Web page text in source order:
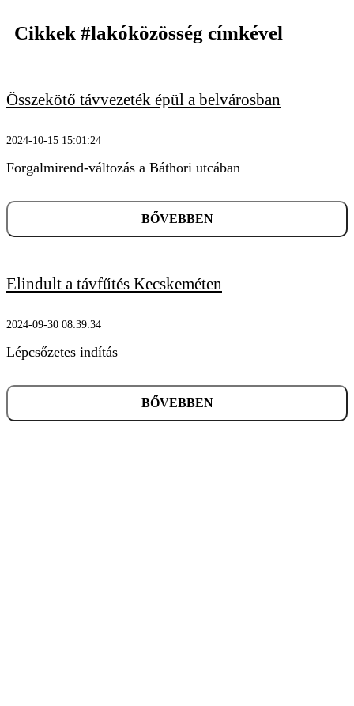
KERESÉS
Cikkek #lakóközösség címkével
Összekötő távvezeték épül a belvárosban
2024-10-15 15:01:24
Forgalmirend-változás a Báthori utcában
BŐVEBBEN
Elindult a távfűtés Kecskeméten
2024-09-30 08:39:34
Lépcsőzetes indítás
BŐVEBBEN